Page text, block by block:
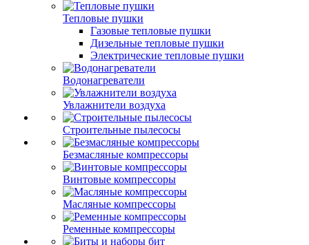
Тепловые пушки
Газовые тепловые пушки
Дизельные тепловые пушки
Электрические тепловые пушки
Водонагреватели
Увлажнители воздуха
Строительные пылесосы
Безмасляные компрессоры
Винтовые компрессоры
Масляные компрессоры
Ременные компрессоры